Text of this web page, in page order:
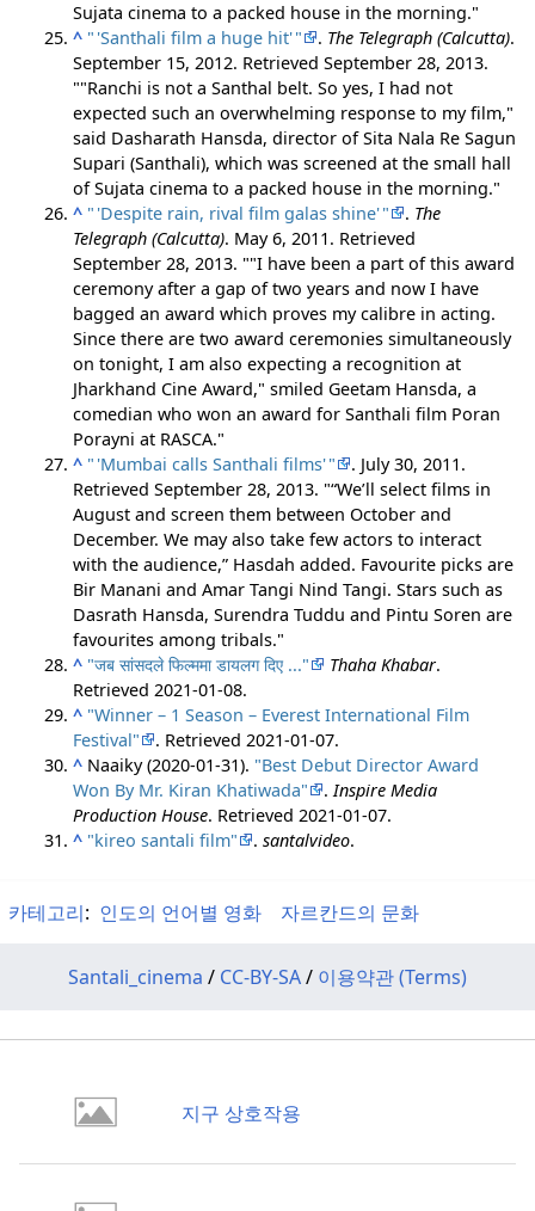
Sujata cinema to a packed house in the morning.
^ " 'Santhali film a huge hit'" . The Telegraph (Calcutta).
September 15, 2012. RetrievedSeptember 28, 2013.
"Ranchi is not a Santhal belt. So yes, I had not
expected such an overwhelming response to my film,"
said Dasharath Hansda, director of Sita Nala Re Sagun
Supari (Santhali), which was screened at the small hall
of Sujata cinema to a packed house in the morning.
^ " 'Despite rain, rival film galas shine'" . The
Telegraph (Calcutta). May 6, 2011. Retrieved
September 28, 2013.
"I have been a part of this award
ceremony after a gap of two years and now I have
bagged an award which proves my calibre in acting.
Since there are two award ceremonies simultaneously
on tonight, I am also expecting a recognition at
Jharkhand Cine Award," smiled Geetam Hansda, a
comedian who won an award for Santhali film Poran
Porayni at RASCA.
^ " 'Mumbai calls Santhali films'" . July 30, 2011.
RetrievedSeptember 28, 2013. “We’ll select films in
August and screen them between October and
December. We may also take few actors to interact
with the audience,” Hasdah added. Favourite picks are
Bir Manani and Amar Tangi Nind Tangi. Stars such as
Dasrath Hansda, Surendra Tuddu and Pintu Soren are
favourites among tribals.
^ "जब सांसदले फिल्ममा डायलग दिए ..." Thaha Khabar.
Retrieved2021-01-08.
^ "Winner – 1 Season – Everest International Film
Festival"
. Retrieved2021-01-07.
^ Naaiky (2020-01-31). "Best Debut Director Award
Won By Mr. Kiran Khatiwada"
.Inspire Media
Production House. Retrieved2021-01-07.
^ "kireo santali film" .santalvideo.
카테고리: 인도의 언어별 영화 자르칸드의 문화
Santali_cinema / CC-BY-SA/ 이용약관 (Terms)
지구 상호작용